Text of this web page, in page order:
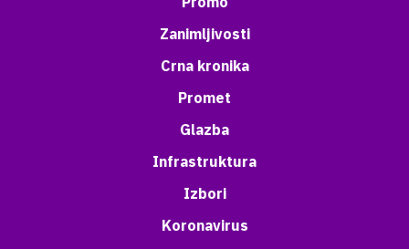
Zanimljivosti
Crna kronika
Promet
Glazba
Infrastruktura
Izbori
Koronavirus